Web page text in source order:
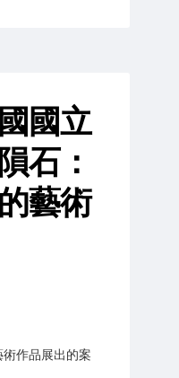
國立
石：
藝術
作品展出的案